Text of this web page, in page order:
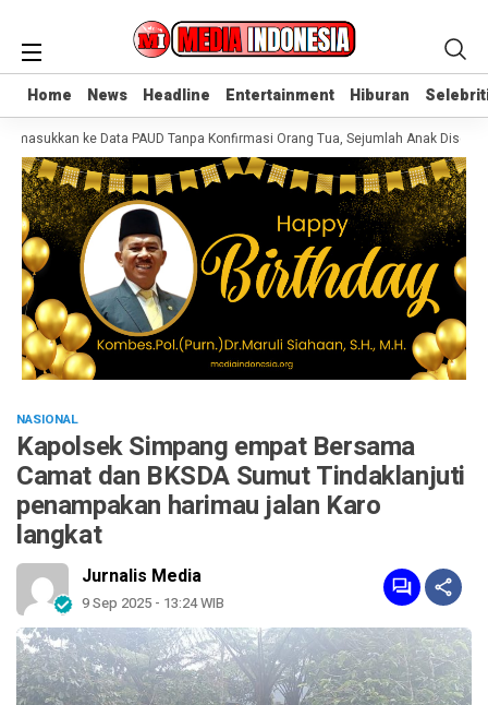
Home News Headline Entertainment Hiburan
Home News Headline Entertainment Hiburan
ke Data PAUD Tanpa Konfirmasi Orang Tua, Sejumlah Anak Disebut
NASIONAL
Kapolsek Simpang empat Bersama
Camat dan BKSDA Sumut Tindaklanjuti
penampakan harimau jalan Karo
langkat
Jurnalis Media
9 Sep 2025 - 13:24 WIB